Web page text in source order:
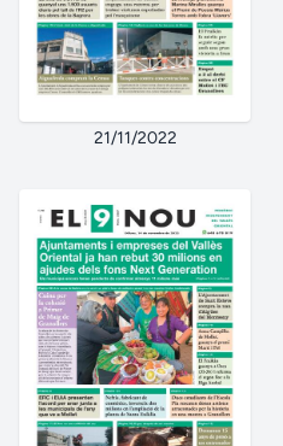
21/11/2022